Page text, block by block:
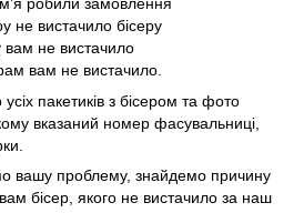
не вистачило бісеру
вам не вистачило
вам не вистачило.
пакетиків з бісером та фото
вказаний номер фасувальниці,
вашу проблему, знайдемо причину
бісер, якого не вистачило за наш